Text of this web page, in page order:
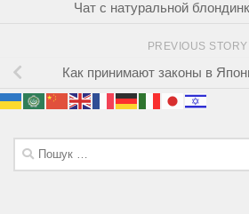
Чат с натуральной
PREVIOUS STORY
Как принимают законы в
Пошук: